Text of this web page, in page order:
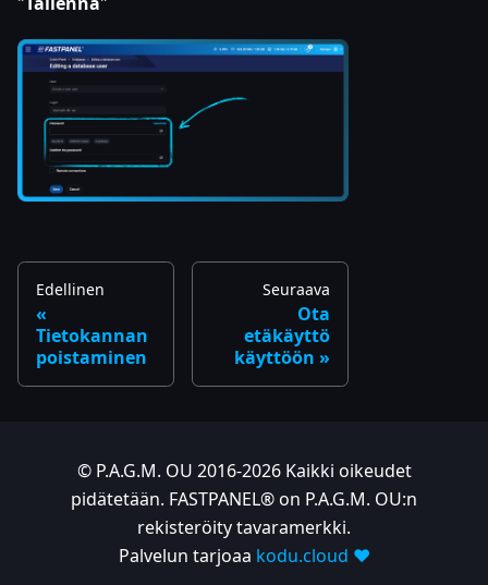
Edellinen
Tietokannan
poistaminen
Seuraava
Ota
etäkäyttö
käyttöön
© P.A.G.M. OU 2016-2026 Kaikki oikeudet
pidätetään. FASTPANEL® on P.A.G.M. OU:n
rekisteröity tavaramerkki.
Palvelun tarjoaa kodu.cloud ❤️